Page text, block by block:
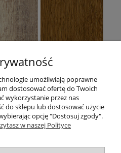
konto
umożliwiają poprawne
dostosować ofertę do Twoich
wykorzystanie przez nas
do sklepu lub dostosować użycie
opcję "Dostosuj zgody".
w naszej Polityce